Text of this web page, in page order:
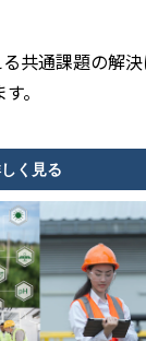
共通課題の解
。
く見る